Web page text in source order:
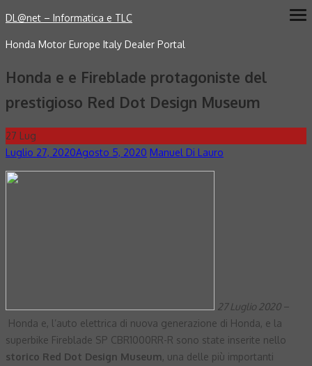
Skip
content
DL@net – Informatica e TLC
Honda Motor Europe Italy Dealer Portal
Honda e e Fireblade protagoniste del
prestigioso Red Dot Design Museum
27 Lug
Posted
on
Luglio 27, 2020Agosto 5, 2020 Author
Manuel Di Lauro
27 Luglio 2020–
Honda e, l’auto elettrica di nuova generazione di Honda, e la
superbike Fireblade SP CBR1000RR-R sono state inserite nello
storico Red Dot Design Museum, una delle più importanti